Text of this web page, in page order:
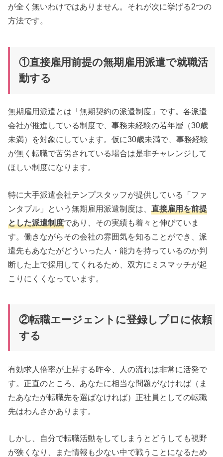
が全く無いわけではありません。それが次に挙げる2つの
方法です。
①直接雇用前提の無期雇用派遣で就職活
動する
無期雇用派遣とは「無期契約の派遣制度」です。各派遣
会社が推進している制度で、事務未経験の若年層（30歳
未満）を対象にしています。仮に30歳未満で、事務経験
が無く転職で苦労されている場合は是非チャレンジして
ほしい制度になります。
特に大手派遣会社テンプスタッフが提供している「ファ
ンタブル」という無期雇用派遣制度は、直接雇用を前提
とした派遣制度であり、その実績も着々と伸びていま
す。働きながらその会社の雰囲気を知ることができ、派
遣先もあなたがどういった人・能力を持っているのか判
断した上で採用してくれるため、双方にミスマッチが起
こりにくくなっています。
②転職エージェントに登録しプロに依頼
する
有効求人倍率が上昇する昨今、人の流れは非常に活発で
す。正直のところ、あなたに相当な問題がなければ（ま
たあなたが転職先を選ばなければ）正社員としての転職
先はわんさかあります。
しかし、自分で転職活動をしてしまうとどうしても視野
が狭くなり、また情報も少ない中で戦うことになるため